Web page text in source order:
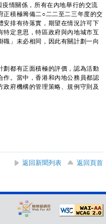
情關係，所有在內地舉行的交流
正積極籌備二○二二至二三年度的交
安排有待落實，期望在情況許可下
特定意思，特區政府與內地城市互
」未必相同，因此有關計劃一向
都有正面積極的評價，認為活動
作。當中，香港和內地公務員都認
府機構的管理策略、規例守則及
返回新聞列表
返回頁首